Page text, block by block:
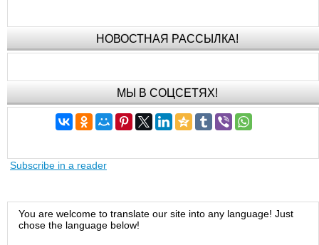
НОВОСТНАЯ РАССЫЛКА!
МЫ В СОЦСЕТЯХ!
Subscribe in a reader
You are welcome to translate our site into any language! Just
chose the language below!